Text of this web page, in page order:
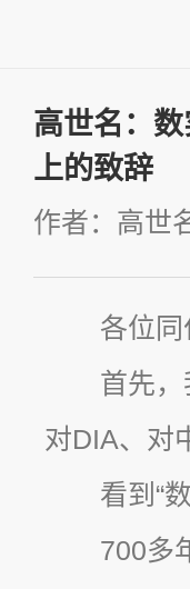
高世名：
上的致辞
作者：高
各位同
首先
对DIA、对
看到“
700多